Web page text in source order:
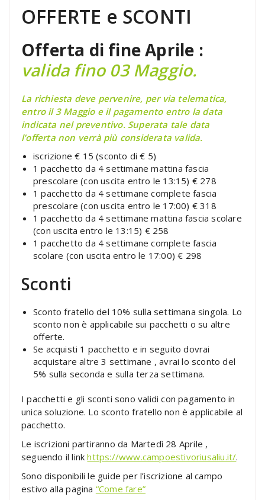
OFFERTE e SCONTI
Offerta di fine Aprile :
valida fino 03 Maggio.
La richiesta deve pervenire, per via telematica,
entro il 3 Maggio e il pagamento entro la data
indicata nel preventivo. Superata tale data
l’offerta non verrà più considerata valida.
iscrizione € 15 (sconto di € 5)
1 pacchetto da 4 settimane mattina fascia
prescolare (con uscita entro le 13:15) € 278
1 pacchetto da 4 settimane complete fascia
prescolare (con uscita entro le 17:00) € 318
1 pacchetto da 4 settimane mattina fascia scolare
(con uscita entro le 13:15) € 258
1 pacchetto da 4 settimane complete fascia
scolare (con uscita entro le 17:00) € 298
Sconti
Sconto fratello del 10% sulla settimana singola. Lo
sconto non è applicabile sui pacchetti o su altre
offerte.
Se acquisti 1 pacchetto e in seguito dovrai
acquistare altre 3 settimane , avrai lo sconto del
5% sulla seconda e sulla terza settimana.
I pacchetti e gli sconti sono validi con pagamento in
unica soluzione. Lo sconto fratello non è applicabile al
pacchetto.
Le iscrizioni partiranno da Martedì 28 Aprile ,
seguendo il linkhttps://www.campoestivoriusaliu.it/.
Sono disponibili le guide per l’iscrizione al campo
estivo alla pagina “Come fare”